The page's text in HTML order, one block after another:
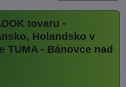
tovaru -
Holandsko v
TUMA - Bánovce nad